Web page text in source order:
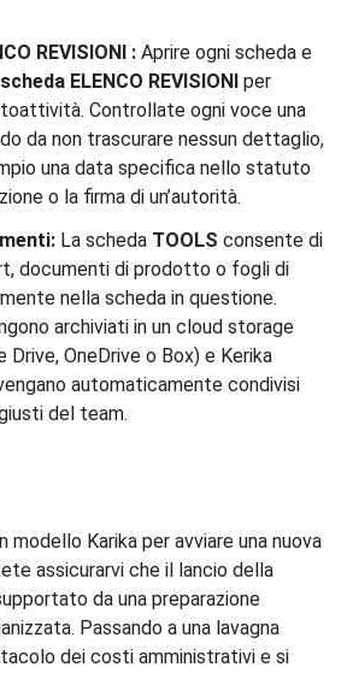
REVISIONI
: Aprire ogni scheda e
ELENCO REVISIONI per
Controllate ogni voce una
da non trascurare nessun dettaglio,
una data specifica nello statuto
o la firma di un’autorità.
: La scheda TOOLS consente di
documenti di prodotto o fogli di
nella scheda in questione.
archiviati in un cloud storage
Drive, OneDrive o Box) e Kerika
automaticamente condivisi
del team.
modello Karika per avviare una nuova
assicurarvi che il lancio della
da una preparazione
Passando a una lavagna
dei costi amministrativi e si